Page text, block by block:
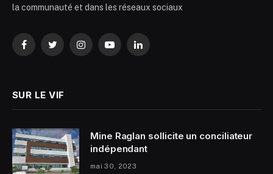
la communauté et dans les réseaux sociaux
FacebookTwitterInstagramYouTubeLinkedIn
SUR LE VIF
Mine Raglan sollicite un conciliateur
indépendant
mai 30, 2023